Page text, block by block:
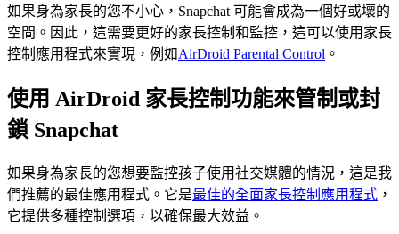
如果身為家長的您不小心，Snapchat 可能會成為一個好或壞的
空間。因此，這需要更好的家長控制和監控，這可以使用家長
控制應用程式來實現，例如AirDroid Parental Control 。
使用 AirDroid 家長控制功能來管制或封
鎖 Snapchat
如果身為家長的您想要監控孩子使用社交媒體的情況，這是我
們推薦的最佳應用程式。它是最佳的全面家長控制應用程式 ，
它提供多種控制選項，以確保最大效益。